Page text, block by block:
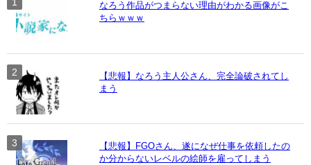
なろう作品がつまらない理由がわかる画像がこ
ちらｗｗｗ
【悲報】なろう主人公さん、完全論破されてし
まう
【悲報】FGOさん、遂になぜ仕事を依頼したの
か分からないレベルの絵師を雇ってしまう